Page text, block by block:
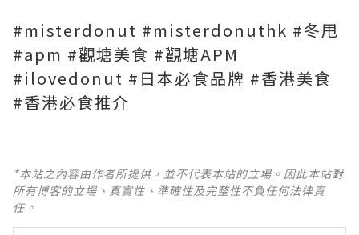
#misterdonut #misterdonuthk #冬甩
#apm #觀塘美食 #觀塘APM
#ilovedonut #日本必食品牌 #香港美食
#香港必食推介
*本站之內容由作者所提供，並不代表本站的立場。因此本站對
所有博客的立場、真實性、準確性及完整性不負任何法律責
任。